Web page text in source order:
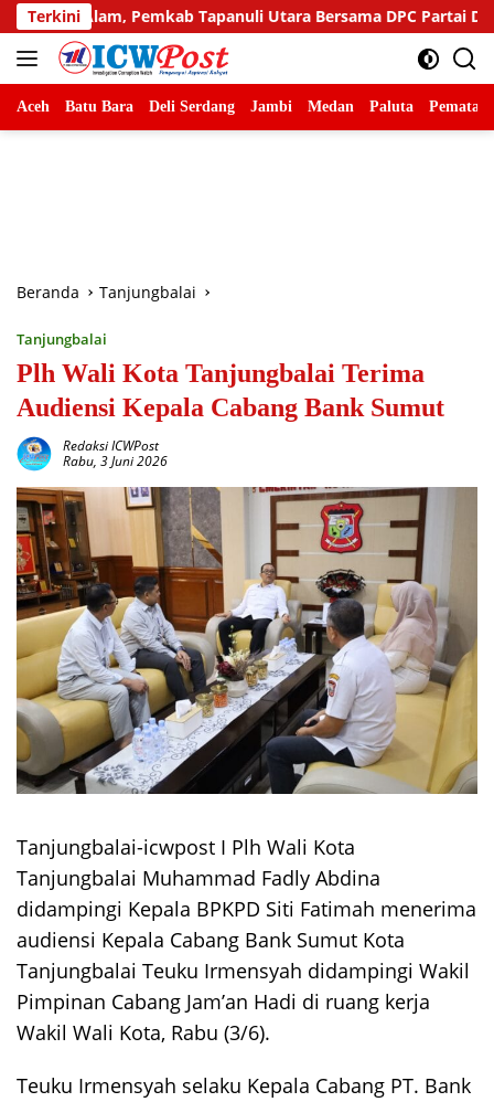
Langsung
ke
konten
Terkini
Tapanuli Utara Bersama DPC Partai Demokrat Gelar
Aceh Batu Bara Deli Serdang Jambi Medan Paluta
Beranda Tanjungbalai
Tanjungbalai
Plh Wali Kota Tanjungbalai Terima
Audiensi Kepala Cabang Bank Sumut
Redaksi ICWPost
Rabu, 3 Juni 2026
Tanjungbalai-icwpost I Plh Wali Kota
Tanjungbalai Muhammad Fadly Abdina
didampingi Kepala BPKPD Siti Fatimah menerima
audiensi Kepala Cabang Bank Sumut Kota
Tanjungbalai Teuku Irmensyah didampingi Wakil
Pimpinan Cabang Jam’an Hadi di ruang kerja
Wakil Wali Kota, Rabu (3/6).
Teuku Irmensyah selaku Kepala Cabang PT. Bank